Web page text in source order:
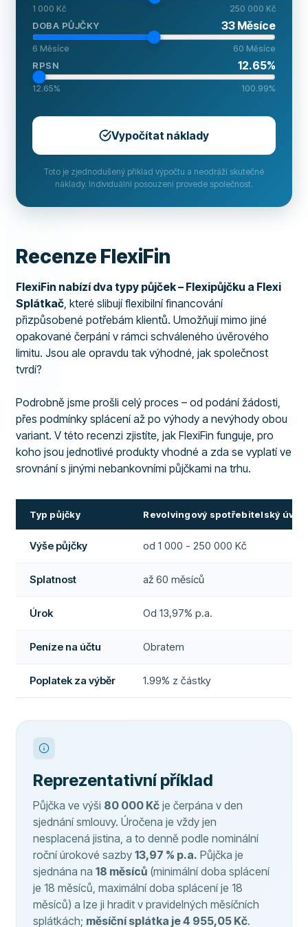
1 000 Kč 250 000 Kč
DOBA PŮJČKY 33 Měsíce
6 Měsíce 60 Měsíce
RPSN 12.65%
12.65% 100.99%
Vypočítat náklady
Toto je zjednodušený příklad výpočtu a neodráží skutečné
náklady. Individuální posouzení provede společnost.
Recenze FlexiFin
FlexiFin nabízí dva typy půjček – Flexipůjčku a Flexi
Splátkač, které slibují flexibilní financování
přizpůsobené potřebám klientů. Umožňují mimo jiné
opakované čerpání v rámci schváleného úvěrového
limitu. Jsou ale opravdu tak výhodné, jak společnost
tvrdí?
Podrobně jsme prošli celý proces – od podání žádosti,
přes podmínky splácení až po výhody a nevýhody obou
variant. V této recenzi zjistíte, jak FlexiFin funguje, pro
koho jsou jednotlivé produkty vhodné a zda se vyplatí ve
srovnání s jinými nebankovními půjčkami na trhu.
Typ půjčky Revolvingový spotřebitelský úvěr
Výše půjčky od 1 000 - 250 000 Kč
Splatnost až 60 měsíců
Úrok Od 13,97% p.a.
Peníze na účtu Obratem
Poplatek za výběr 1.99% z částky
Reprezentativní příklad
Půjčka ve výši 80 000 Kč je čerpána v den
sjednání smlouvy. Úročena je vždy jen
nesplacená jistina, a to denně podle nominální
roční úrokové sazby13,97 % p.a. Půjčka je
sjednána na18 měsíců (minimální doba splácení
je 18 měsíců, maximální doba splácení je 18
měsíců) a lze ji hradit v pravidelných měsíčních
splátkách; měsíční splátka je 4 955,05 Kč.